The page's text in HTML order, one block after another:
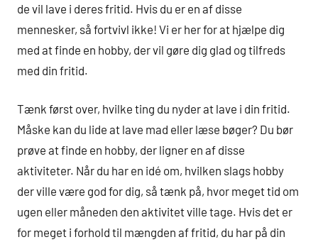
de vil lave i deres fritid. Hvis du er en af disse
mennesker, så fortvivl ikke! Vi er her for at hjælpe dig
med at finde en hobby, der vil gøre dig glad og tilfreds
med din fritid.
Tænk først over, hvilke ting du nyder at lave i din fritid.
Måske kan du lide at lave mad eller læse bøger? Du bør
prøve at finde en hobby, der ligner en af disse
aktiviteter. Når du har en idé om, hvilken slags hobby
der ville være god for dig, så tænk på, hvor meget tid om
ugen eller måneden den aktivitet ville tage. Hvis det er
for meget i forhold til mængden af fritid, du har på din